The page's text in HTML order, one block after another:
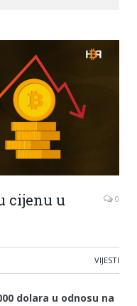
cijenu u
0
VIJESTI
dolara u odnosu na